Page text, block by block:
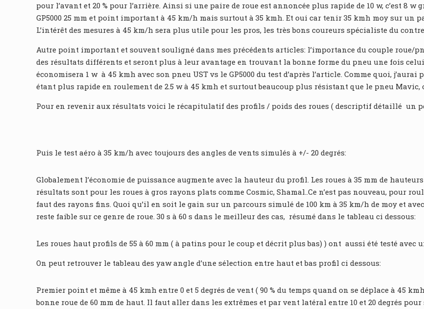
pour l’avant et 20 % pour l’arrière. Ainsi si une paire de roue est annoncée plus rapide de 10 w, c’est 8 w
GP5000 25 mm et point important à 45 km/h mais surtout à 35 kmh. Et oui car tenir 35 kmh moy sur un
L’intérêt des mesures à 45 km/h sera plus utile pour les pros, les très bons coureurs spécialiste du
Autre point important et souvent souligné dans mes précédents articles: l’importance du couple roue/
des résultats différents et seront plus à leur avantage en trouvant la bonne forme du pneu une fois
économisera 1 w à 45 kmh avec son pneu UST vs le GP5000 du test d’après l’article. Comme quoi, j’aurai
étant plus rapide en roulement de 2.5 w à 45 kmh et surtout beaucoup plus résistant que le pneu Mavic,
Pour en revenir aux résultats voici le récapitulatif des profils / poids des roues ( descriptif détaillé un
Puis le test aéro à 35 km/h avec toujours des angles de vents simulés à +/- 20 degrés:
Globalement l’économie de puissance augmente avec la hauteur du profil. Les roues à 35 mm de
résultats sont pour les roues à gros rayons plats comme Cosmic, Shamal..Ce n’est pas nouveau, pour
faut des rayons fins. Quoi qu’il en soit le gain sur un parcours simulé de 100 km à 35 km/h de moy et
reste faible sur ce genre de roue. 30 s à 60 s dans le meilleur des cas, résumé dans le tableau ci dessous:
Les roues haut profils de 55 à 60 mm ( à patins pour le coup et décrit plus bas) ) ont aussi été testé avec
On peut retrouver le tableau des yaw angle d’une sélection entre haut et bas profil ci dessous:
Premier point et même à 45 kmh entre 0 et 5 degrés de vent ( 90 % du temps quand on se déplace à 45
bonne roue de 60 mm de haut. Il faut aller dans les extrêmes et par vent latéral entre 10 et 20 degrés